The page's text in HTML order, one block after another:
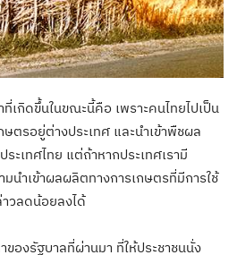
เกิดขึ้นในขณะนี้คือ เพราะคนไทยไปเป็น
ตรอยู่ต่างประเทศ และนำเข้าพืชผล
ระเทศไทย แต่ถ้าหากประเทศเรามี
มนำเข้าผลผลิตทางการเกษตรที่มีการใช้
วลดน้อยลงได้
องรัฐบาลที่ผ่านมา ที่ให้ประชาชนนั่ง